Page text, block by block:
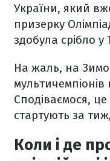
України, який
призерку
здобула срібло у
На жаль, на
Сподіваємося,
стартують за
Коли і де